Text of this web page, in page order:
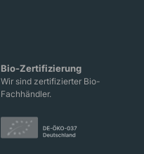
Bio-Zertifizierung
Wir sind zertifizierter Bio-
Fachhändler.